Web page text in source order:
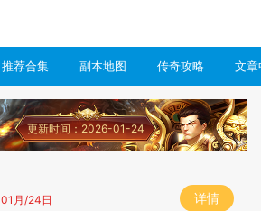
推荐合集 副本地图 传奇攻略 文章
更新时间：2026-01-24
01月/24日
详情